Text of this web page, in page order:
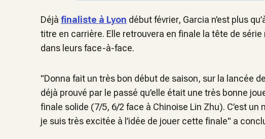
Déjà finaliste à Lyon début février, Garcia n’est plus
titre en carrière. Elle retrouvera en finale la tête de
dans leurs face-à-face.
"Donna fait un très bon début de saison, sur la lancée
déjà prouvé par le passé qu’elle était une très bonne
finale solide (7/5, 6/2 face à Chinoise Lin Zhu). C’est
je suis très excitée à l’idée de jouer cette finale" a